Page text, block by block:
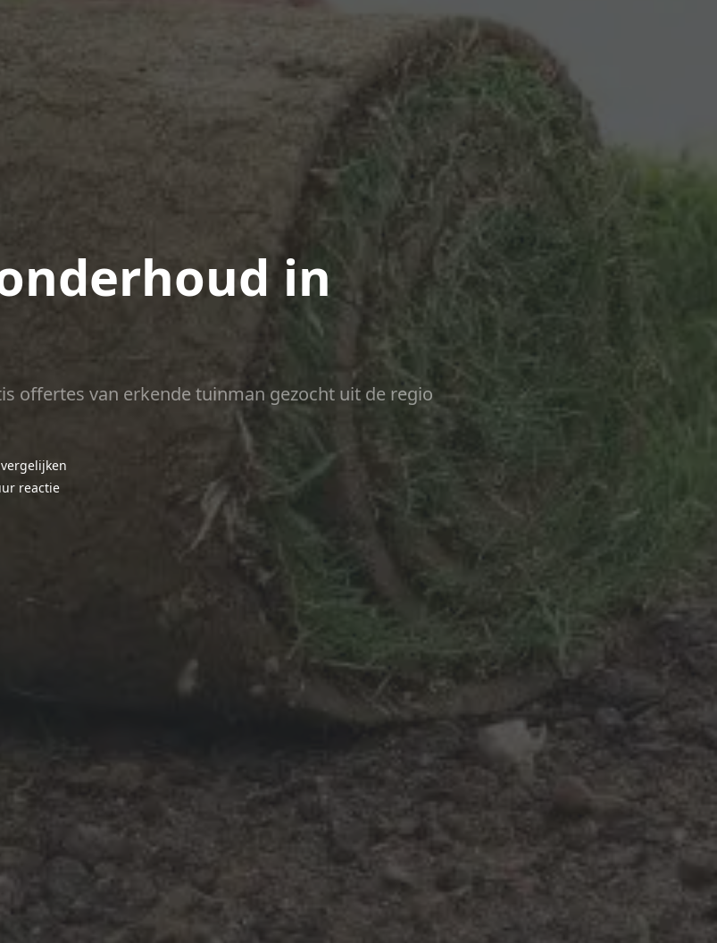
in
offertes van erkende tuinman gezocht uit de regio
reactie